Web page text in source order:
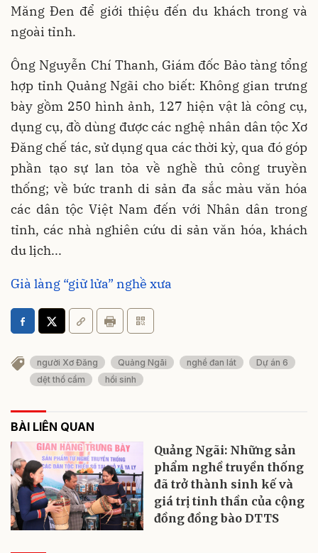
Măng Đen để giới thiệu đến du khách trong và
ngoài tỉnh.
Ông Nguyễn Chí Thanh, Giám đốc Bảo tàng tổng
hợp tỉnh Quảng Ngãi cho biết: Không gian trưng
bày gồm 250 hình ảnh, 127 hiện vật là công cụ,
dụng cụ, đồ dùng được các nghệ nhân dân tộc Xơ
Đăng chế tác, sử dụng qua các thời kỳ, qua đó góp
phần tạo sự lan tỏa về nghề thủ công truyền
thống; về bức tranh di sản đa sắc màu văn hóa
các dân tộc Việt Nam đến với Nhân dân trong
tỉnh, các nhà nghiên cứu di sản văn hóa, khách
du lịch...
Già làng “giữ lửa” nghề xưa
người Xơ Đăng Quảng Ngãi nghề đan lát
Dự án 6
dệt thổ cẩm
hồi sinh
BÀI LIÊN QUAN
Quảng Ngãi: Những sản
phẩm nghề truyền thống
đã trở thành sinh kế và
giá trị tinh thần của cộng
đồng đồng bào DTTS